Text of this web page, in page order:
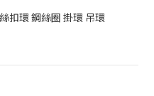
扣環 鋼絲圈 掛環 吊環